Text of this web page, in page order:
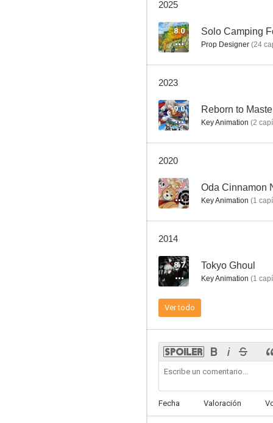
2025
8.0 Solo Camping
Prop Designer (24
2023
9.0
Key Animation (2
2020
-- Oda Cinnamon
Key Animation (1
2014
8.7 Tokyo Ghoul
Key Animation (1
Ver todo
Fecha Valoración